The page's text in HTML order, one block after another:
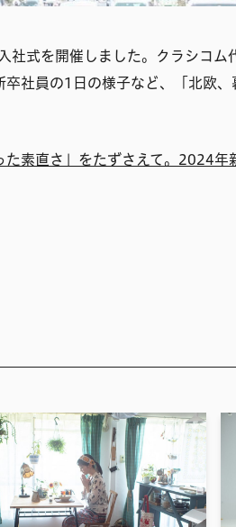
式を開催しました。クラシコム
社員の1日の様子など、「北欧
た素直さ」をたずさえて。2024年